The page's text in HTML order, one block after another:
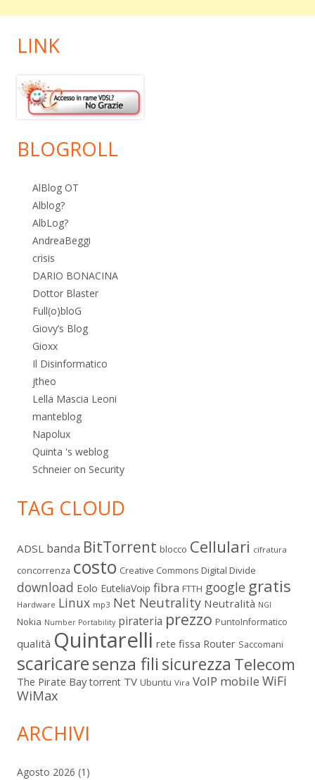
LINK
BLOGROLL
AlBlog OT
Alblog?
AlbLog?
AndreaBeggi
crisis
DARIO BONACINA
Dottor Blaster
Full(o)bloG
Giovy’s Blog
Gioxx
Il Disinformatico
jtheo
Lella Mascia Leoni
manteblog
Napolux
Quinta 's weblog
Schneier on Security
TAG CLOUD
ADSL banda BitTorrent blocco Cellulari cifratura
concorrenza costo Creative Commons Digital Divide
download Eolo EuteliaVoip fibra FTTH google gratis
Hardware Linux mp3 Net Neutrality Neutralità NGI
Nokia Number Portability pirateria prezzo PuntoInformatico
qualità Quintarelli rete fissa Router Saccomani
scaricaresenza fili sicurezza Telecom
The Pirate Bay torrent TV Ubuntu Vira VoIP mobile WiFi
WiMax
ARCHIVI
Agosto 2026 (1)